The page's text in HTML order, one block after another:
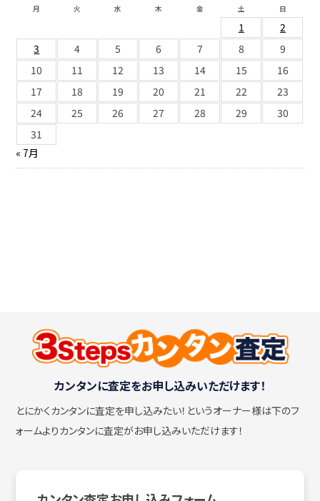
月 火 水 木 金 土 日
1
2
3
4 5 6 7 8
9
10
11 12 13 14 15
16
17
18 19 20 21 22
23
24
25 26 27 28 29
30
31
« 7月
カンタンに査定をお申し込みいただけます！
とにかくカンタンに査定を申し込みたい！ というオーナー様は下のフ
ォームよりカンタンに査定がお申し込みいただけます！